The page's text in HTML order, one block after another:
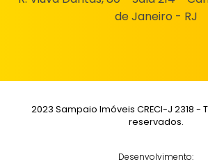
de Janeiro - RJ
2023 Sampaio Imóveis CRECI-J 2318 -
reservados.
Desenvolvimento: